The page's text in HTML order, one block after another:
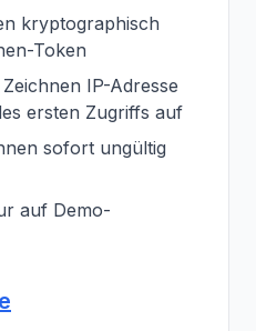
kryptographisch
Token
Zeichnen IP-Adresse
ersten Zugriffs auf
sofort ungültig
auf Demo-